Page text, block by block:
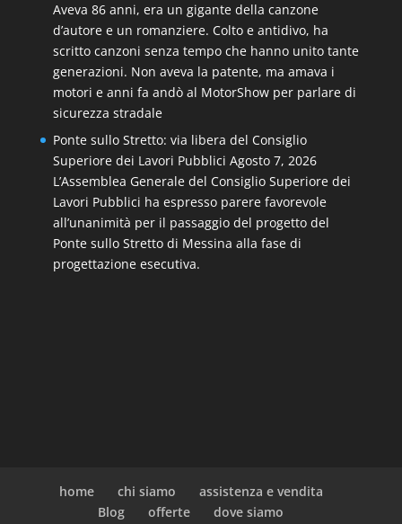
Aveva 86 anni, era un gigante della canzone
d’autore e un romanziere. Colto e antidivo, ha
scritto canzoni senza tempo che hanno unito tante
generazioni. Non aveva la patente, ma amava i
motori e anni fa andò al MotorShow per parlare di
sicurezza stradale
Ponte sullo Stretto: via libera del Consiglio
Superiore dei Lavori Pubblici Agosto 7, 2026
L’Assemblea Generale del Consiglio Superiore dei
Lavori Pubblici ha espresso parere favorevole
all’unanimità per il passaggio del progetto del
Ponte sullo Stretto di Messina alla fase di
progettazione esecutiva.
home chi siamo
assistenza e vendita
Blog
offerte
dove siamo